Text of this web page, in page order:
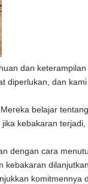
dan
dan
belajar
kebakaran
dengan cara
komitmennya